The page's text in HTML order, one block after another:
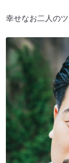
幸せなお二人の